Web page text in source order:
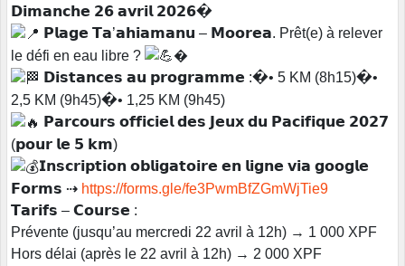
𝗗𝗶𝗺𝗮𝗻𝗰𝗵𝗲 𝟮𝟲 𝗮𝘃𝗿𝗶𝗹 𝟮𝟬𝟮𝟲�
𝗣𝗹𝗮𝗴𝗲 𝗧𝗮’𝗮𝗵𝗶𝗮𝗺𝗮𝗻𝘂 – 𝗠𝗼𝗼𝗿𝗲𝗮. Prêt(e) à relever
le défi en eau libre ?
�
𝗗𝗶𝘀𝘁𝗮𝗻𝗰𝗲𝘀 𝗮𝘂 𝗽𝗿𝗼𝗴𝗿𝗮𝗺𝗺𝗲 :�• 5 KM (8h15)�•
2,5 KM (9h45)�• 1,25 KM (9h45)
𝗣𝗮𝗿𝗰𝗼𝘂𝗿𝘀 𝗼𝗳𝗳𝗶𝗰𝗶𝗲𝗹 𝗱𝗲𝘀 𝗝𝗲𝘂𝘅 𝗱𝘂 𝗣𝗮𝗰𝗶𝗳𝗶𝗾𝘂𝗲 𝟮𝟬𝟮𝟳
(𝗽𝗼𝘂𝗿 𝗹𝗲 𝟱 𝗸𝗺)
𝗜𝗻𝘀𝗰𝗿𝗶𝗽𝘁𝗶𝗼𝗻 𝗼𝗯𝗹𝗶𝗴𝗮𝘁𝗼𝗶𝗿𝗲 𝗲𝗻 𝗹𝗶𝗴𝗻𝗲 𝘃𝗶𝗮 𝗴𝗼𝗼𝗴𝗹𝗲
𝗙𝗼𝗿𝗺𝘀 ⇢ https://forms.gle/fe3PwmBfZGmWjTie9
𝗧𝗮𝗿𝗶𝗳𝘀 – 𝗖𝗼𝘂𝗿𝘀𝗲 :
Prévente (jusqu’au mercredi 22 avril à 12h) → 1 000 XPF
Hors délai (après le 22 avril à 12h) → 2 000 XPF